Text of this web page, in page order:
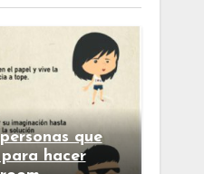
que
hacer